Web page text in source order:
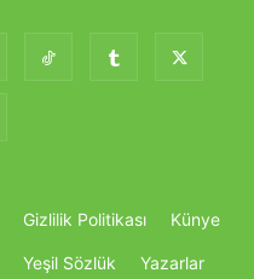
Gizlilik Politikası Künye
Yeşil Sözlük Yazarlar